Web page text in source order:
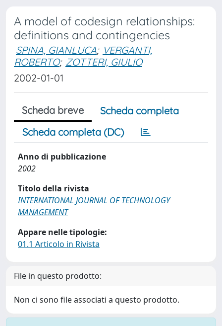
A model of codesign relationships:
definitions and contingencies
SPINA, GIANLUCA; VERGANTI,
ROBERTO; ZOTTERI, GIULIO
2002-01-01
Scheda breve
Scheda completa
Scheda completa (DC)
Anno di pubblicazione
2002
Titolo della rivista
INTERNATIONAL JOURNAL OF TECHNOLOGY
MANAGEMENT
Appare nelle tipologie:
01.1 Articolo in Rivista
File in questo prodotto:
Non ci sono file associati a questo prodotto.